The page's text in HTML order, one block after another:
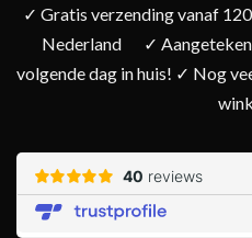
✓ Gratis verzending vanaf
Nederland
✓
volgende dag in huis! ✓ Nog